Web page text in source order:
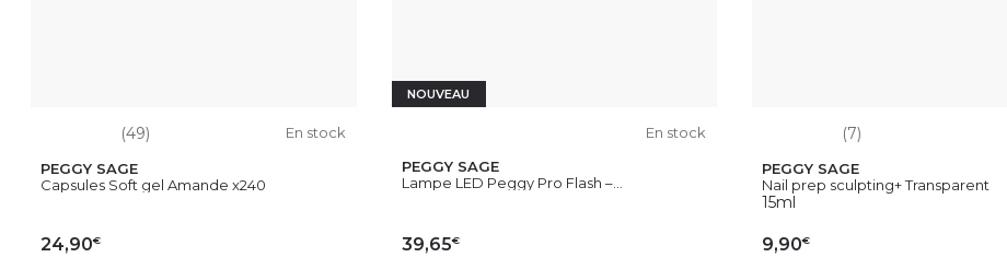
(49) En stock
PEGGY SAGE
Capsules Soft gel Amande x240
24,90€
NOUVEAU
En stock
PEGGY SAGE
Lampe LED Peggy Pro Flash –...
39,65€
(7)
PEGGY SAGE
Nail prep sculpting+ Transparent
15ml
9,90€